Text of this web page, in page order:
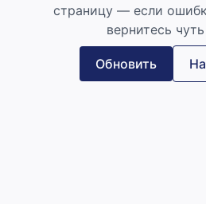
страницу — если
вернитесь
Обновить